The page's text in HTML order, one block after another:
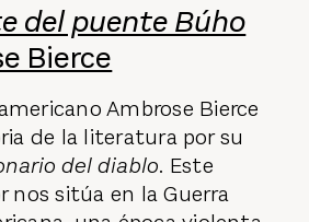
del puente Búho
Bierce
Ambrose Bierce
de la literatura por su
del diablo. Este
nos sitúa en la Guerra